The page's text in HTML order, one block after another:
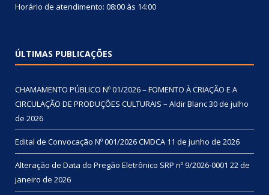
Horário de atendimento: 08:00 às 14:00
ÚLTIMAS PUBLICAÇÕES
CHAMAMENTO PÚBLICO Nº 01/2026 – FOMENTO À CRIAÇÃO E A
CIRCULAÇÃO DE PRODUÇÕES CULTURAIS – Aldir Blanc30 de julho
de 2026
Edital de Convocação Nº 001/2026 CMDCA 11 de junho de 2026
Alteração de Data do Pregão Eletrônico SRP nº 9/2026-0001 22 de
janeiro de 2026